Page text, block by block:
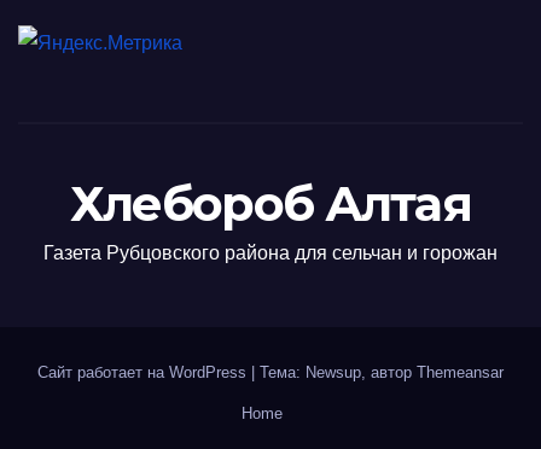
Хлебороб Алтая
Газета Рубцовского района для сельчан и горожан
Сайт работает на WordPress | Тема: Newsup, автор Themeansar
Home